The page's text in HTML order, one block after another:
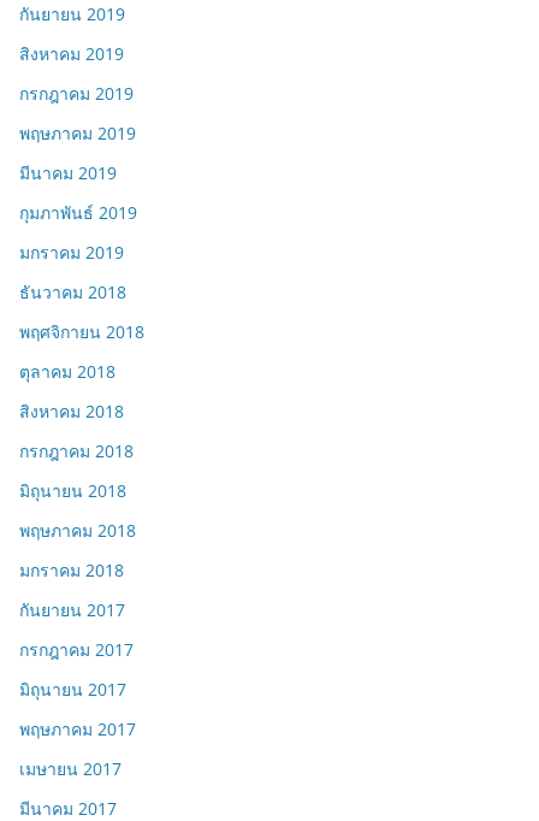
กันยายน 2019
สิงหาคม 2019
กรกฎาคม 2019
พฤษภาคม 2019
มีนาคม 2019
กุมภาพันธ์ 2019
มกราคม 2019
ธันวาคม 2018
พฤศจิกายน 2018
ตุลาคม 2018
สิงหาคม 2018
กรกฎาคม 2018
มิถุนายน 2018
พฤษภาคม 2018
มกราคม 2018
กันยายน 2017
กรกฎาคม 2017
มิถุนายน 2017
พฤษภาคม 2017
เมษายน 2017
มีนาคม 2017